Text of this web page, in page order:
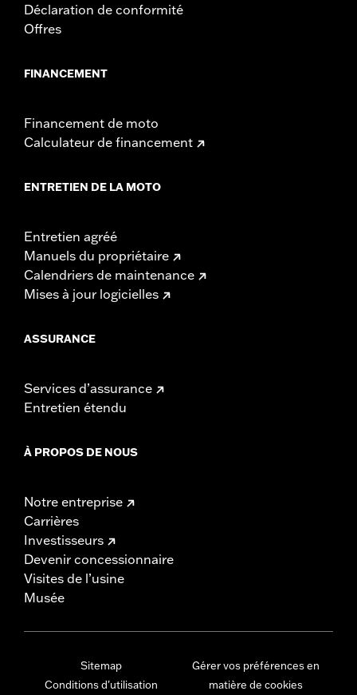
Déclaration de conformité
Offres
FINANCEMENT
Financement de moto
Calculateur de financement
ENTRETIEN DE LA MOTO
Entretien agréé
Manuels du propriétaire
Calendriers de maintenance
Mises à jour logicielles
ASSURANCE
Services d’assurance
Entretien étendu
À PROPOS DE NOUS
Notre entreprise
Carrières
Investisseurs
Devenir concessionnaire
Visites de l’usine
Musée
Sitemap
Conditions d'utilisation
Gérer vos préférences en
matière de cookies